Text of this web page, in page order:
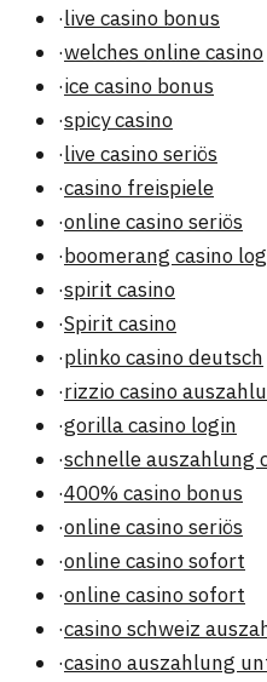
·live casino bonus
·welches online casino
·ice casino bonus
·spicy casino
·live casino seriös
·casino freispiele
·online casino seriös
·boomerang casino
·spirit casino
·Spirit casino
·plinko casino deutsch
·rizzio casino
·gorilla casino login
·schnelle auszahlung
·400% casino bonus
·online casino seriös
·online casino sofort
·online casino sofort
·casino schweiz
·casino auszahlung